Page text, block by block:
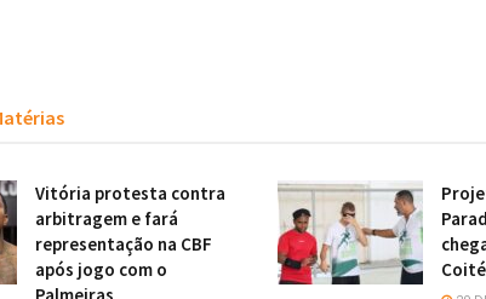
Vitória protesta contra
arbitragem e fará
representação na CBF
após jogo com o